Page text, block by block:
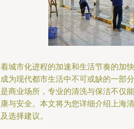
城市化进程的加速和生活节奏的加
为现代都市生活中不可或缺的一部
商业场所，专业的清洗与保洁不仅
与安全。本文将为您详细介绍上海
选择建议。